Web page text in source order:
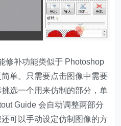
修补功能类似于 Photoshop
单。只需要点击图像中需要
选一个用来仿制的部分，单
Guide 会自动调整两部分
可以手动设定仿制图像的方